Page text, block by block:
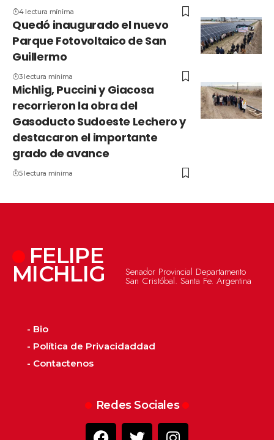
4 lectura mínima
Quedó inaugurado el nuevo
Parque Fotovoltaico de San
Guillermo
3 lectura mínima
Michlig, Puccini y Giacosa
recorrieron la obra del
Gasoducto Sudoeste Lechero y
destacaron el importante
grado de avance
5 lectura mínima
FELIPE
MICHLIG Senador Provincial Departamento
San Cristóbal. Santa Fe. Argentina
- Bio
- Política de Privacidaddad
- Contactenos
Redes Sociales